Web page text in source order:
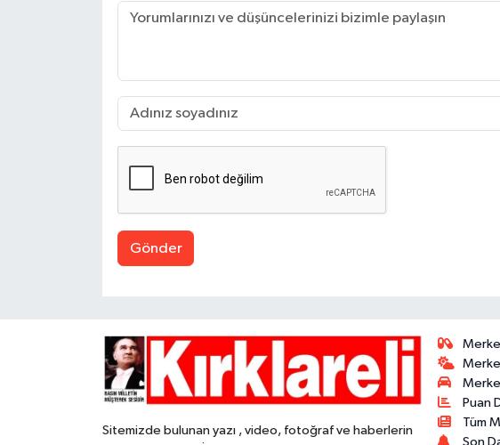
Gönder
Sitemizde bulunan yazı , video, fotoğraf ve haberlerin
Puan
Tüm
Son